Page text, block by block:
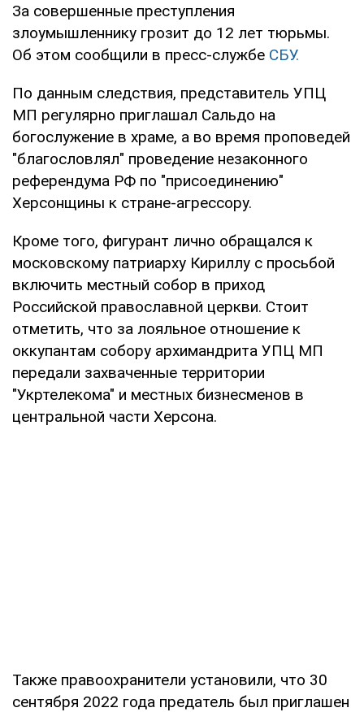
За совершенные преступления
злоумышленнику грозит до 12 лет тюрьмы.
Об этом сообщили в пресс-службе СБУ.
По данным следствия, представитель УПЦ
МП регулярно приглашал Сальдо на
богослужение в храме, а во время проповедей
"благословлял" проведение незаконного
референдума РФ по "присоединению"
Херсонщины к стране-агрессору.
Кроме того, фигурант лично обращался к
московскому патриарху Кириллу с просьбой
включить местный собор в приход
Российской православной церкви. Стоит
отметить, что за лояльное отношение к
оккупантам собору архимандрита УПЦ МП
передали захваченные территории
"Укртелекома" и местных бизнесменов в
центральной части Херсона.
Также правоохранители установили, что 30
сентября 2022 года предатель был приглашен